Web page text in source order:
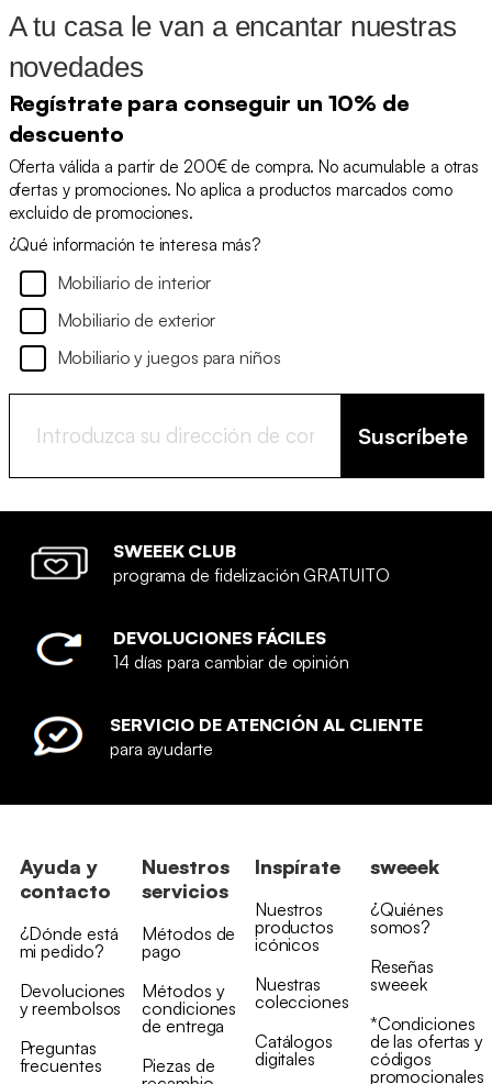
A tu casa le van a encantar nuestras
novedades
Regístrate para conseguir un 10% de
descuento
Oferta válida a partir de 200€ de compra. No acumulable a otras
ofertas y promociones. No aplica a productos marcados como
excluido de promociones.
¿Qué información te interesa más?
Mobiliario de interior
Mobiliario de exterior
Mobiliario y juegos para niños
Suscríbete
SWEEEK CLUB
programa de fidelización GRATUITO
DEVOLUCIONES FÁCILES
14 días para cambiar de opinión
SERVICIO DE ATENCIÓN AL CLIENTE
para ayudarte
Ayuda y
contacto
¿Dónde está
mi pedido?
Devoluciones
y reembolsos
Preguntas
frecuentes
Nuestros
servicios
Métodos de
pago
Métodos y
condiciones
de entrega
Piezas de
Inspírate
Nuestros
productos
icónicos
Nuestras
colecciones
Catálogos
digitales
sweeek
¿Quiénes
somos?
Reseñas
sweeek
*Condiciones
de las ofertas y
códigos
promocionales